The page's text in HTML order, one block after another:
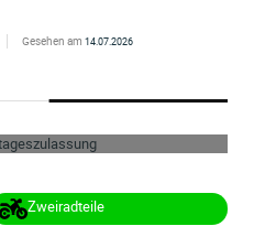
Gesehen am 14.07.2026
Zweiradteile